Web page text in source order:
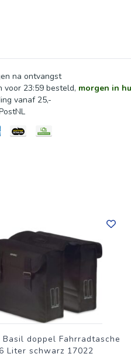
hebben op twee wielen!
na ontvangst
voor 23:59 besteld, morgen in
vanaf 25,-
doppel Fahrradtasche
Liter schwarz 17022